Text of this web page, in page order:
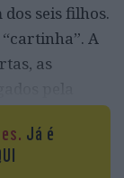
seis filhos.
A
as
pela
Já é